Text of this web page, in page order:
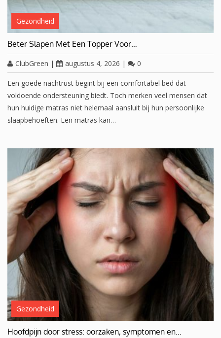
Gezondheid
Beter Slapen Met Een Topper Voor…
ClubGreen | augustus 4, 2026 | 0
Een goede nachtrust begint bij een comfortabel bed dat
voldoende ondersteuning biedt. Toch merken veel mensen dat
hun huidige matras niet helemaal aansluit bij hun persoonlijke
slaapbehoeften. Een matras kan…
Gezondheid
Hoofdpijn door stress: oorzaken, symptomen en…